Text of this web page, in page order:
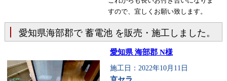
すので、宜しくお願い致します。
愛知県海部郡で 蓄電池 を販売・施工しました。
愛知県 海部郡 N様
施工日：2022年10月11日